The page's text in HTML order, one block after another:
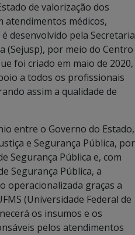
de valorização dos
atendimentos médicos,
desenvolvido pela Secretaria
(Sejusp), por meio do Centro
foi criado em maio de 2020,
a todos os profissionais
assim a qualidade de
entre o Governo do Estado,
e Segurança Pública, por
Segurança Pública e, com
Segurança Pública, a
operacionalizada graças a
(Universidade Federal de
os insumos e os
pelos atendimentos